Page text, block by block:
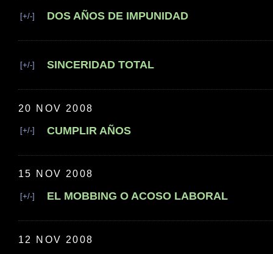
[+/-] DOS AÑOS DE IMPUNIDAD
[+/-] SINCERIDAD TOTAL
20 NOV 2008
[+/-] CUMPLIR AÑOS
15 NOV 2008
[+/-] EL MOBBING O ACOSO LABORAL
12 NOV 2008